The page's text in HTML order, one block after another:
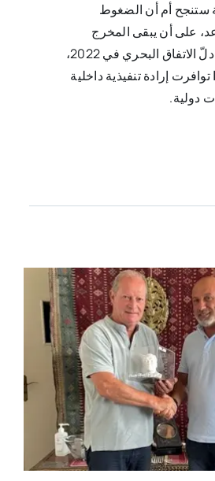
ستنجح أم أن الضغوط
على أن يبقى المخرج
الديبلوماسي، كما دلّ الاتفاق البحري في 2022،
إرادة تنفيذية داخلية
دولية.